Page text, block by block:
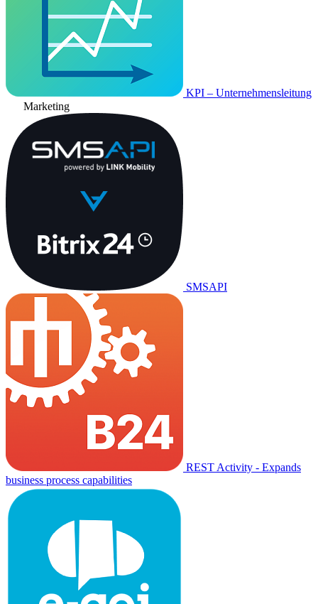
KPI – Unternehmensleitung
Marketing
SMSAPI
REST Activity - Expands
business process capabilities